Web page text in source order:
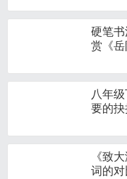
硬笔
赏《岳
八年
要的
《致
词的